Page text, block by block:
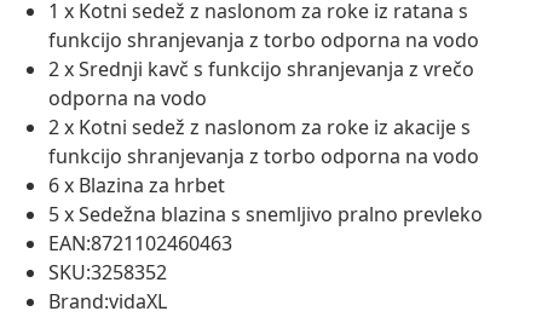
1 x Kotni sedež z naslonom za roke iz ratana s
funkcijo shranjevanja z torbo odporna na vodo
2 x Srednji kavč s funkcijo shranjevanja z vrečo
odporna na vodo
2 x Kotni sedež z naslonom za roke iz akacije s
funkcijo shranjevanja z torbo odporna na vodo
6 x Blazina za hrbet
5 x Sedežna blazina s snemljivo pralno prevleko
EAN:8721102460463
SKU:3258352
Brand:vidaXL